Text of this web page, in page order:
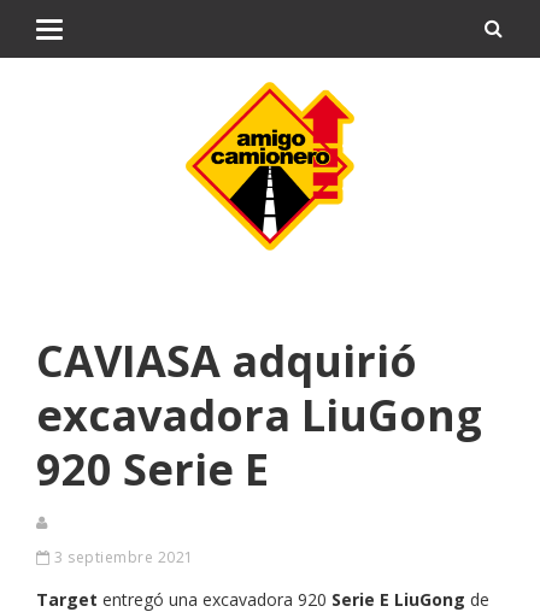
CAVIASA adquirió
excavadora LiuGong
920 Serie E
3 septiembre 2021
Target entregó una excavadora 920 Serie E LiuGong de